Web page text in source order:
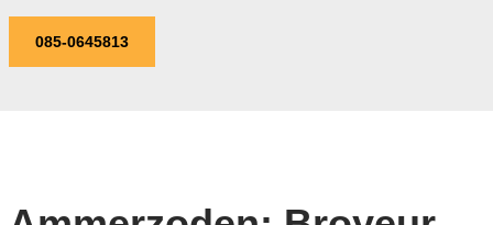
085-0645813